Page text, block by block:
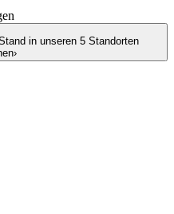
in unseren 5 Standorten
›